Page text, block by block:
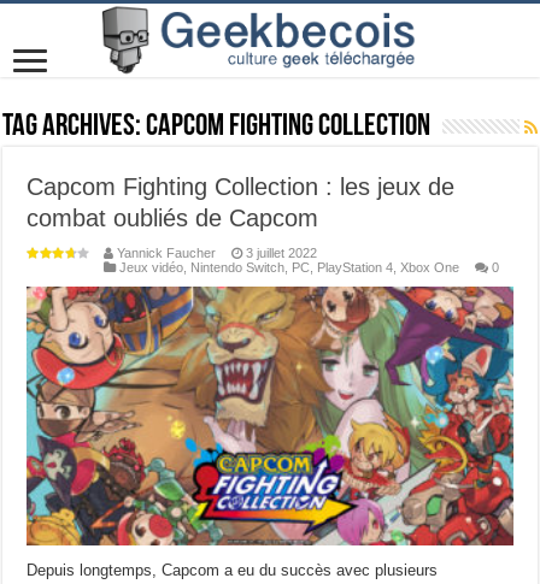
Tag Archives:Capcom Fighting Collection
Capcom Fighting Collection : les jeux de
combat oubliés de Capcom
Yannick Faucher
3 juillet 2022
Jeux vidéo Nintendo Switch PC PlayStation 4 ,Xbox One 0
Depuis longtemps, Capcom a eu du succès avec plusieurs